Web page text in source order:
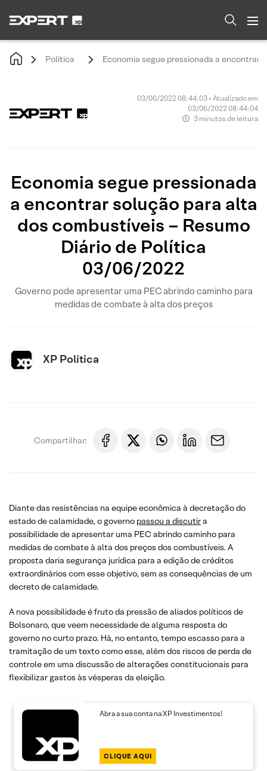
Política Economia segue pressionada a encontrar
03/06/2022 08:44:03 • Atualizado em
03/06/2022 08:44:04
3 minutos de leitura
Economia segue pressionada
a encontrar solução para alta
dos combustíveis – Resumo
Diário de Política
03/06/2022
Governo pode apresentar uma PEC abrindo caminho para
medidas de combate à alta dos preços
XP Política
Compartilhar:
Diante das resistências na equipe econômica à decretação do
estado de calamidade, o governo passou a discutira
possibilidade de apresentar uma PEC abrindo caminho para
medidas de combate à alta dos preços dos combustíveis. A
proposta daria segurança jurídica para a edição de créditos
extraordinários com esse objetivo, sem as consequências de um
decreto de calamidade.
A nova possibilidade é fruto da pressão de aliados políticos de
Bolsonaro, que veem necessidade de alguma resposta do
governo no curto prazo. Há, no entanto, tempo escasso para a
tramitação de um texto como esse, além dos riscos de perda de
controle em uma discussão de alterações constitucionais para
flexibilizar gastos às vésperas da eleição.
Abra a sua conta na XP Investimentos!
CLIQUE AQUI